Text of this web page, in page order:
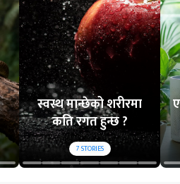
स्वस्थ मान्छेको शरीरमा
कति रगत हुन्छ ?
7STORIES